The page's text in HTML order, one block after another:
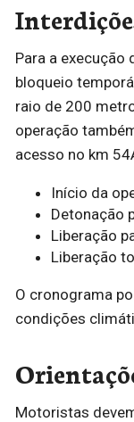
Para a execução
bloqueio
raio de 200
operação
acesso no km
Início da
Detonação
Liberação
Liberação
O cronograma
condições
Motoristas